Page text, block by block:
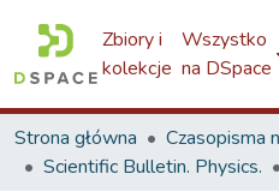
Zbiory i
kolekcje
Wszystko
na DSpace
Strona główna
Scientific Bulletin. Physics.